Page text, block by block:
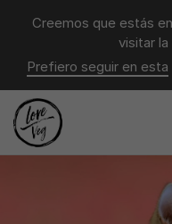
Creemos que estás en
visitar
Prefiero seguir en esta